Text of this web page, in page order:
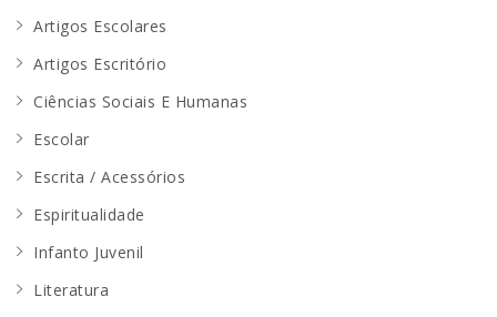
Artigos Escolares
Artigos Escritório
Ciências Sociais E Humanas
Escolar
Escrita / Acessórios
Espiritualidade
Infanto Juvenil
Literatura